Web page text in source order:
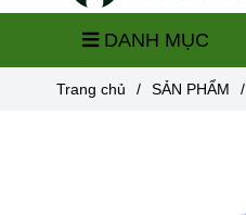
DANH MỤC
Trang chủ / SẢN PHẨM /